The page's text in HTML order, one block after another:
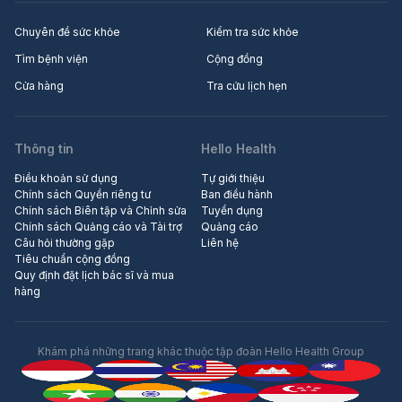
canxi trong cơ thể diễn ra hiệu
ưu. Người lớn tuổi cũng rất cần
vitamin D3, K2 vì nhiều lợi ích sức
độc đối với vitamin D là từ
từ 10.000IU/ngày (đối với người
lớn) trong thời gian dài.
để trẻ “bứt phá” chiều cao
nhiều trong thực phẩm nên để trẻ
có đủ lượng vitamin D3, K2 cần
sản phẩm bổ sung được khuyên
đúng sản phẩm phù hợp và chất
lượng cho trẻ.
Chuyên đề sức khỏe
Kiểm tra sức khỏe
Tìm bệnh viện
Cộng đồng
Cửa hàng
Tra cứu lịch hẹn
Thông tin
Điều khoản sử dụng
Chính sách Quyền riêng tư
Chính sách Biên tập và Chỉnh sửa
Chính sách Quảng cáo và Tài trợ
Câu hỏi thường gặp
Tiêu chuẩn cộng đồng
Quy định đặt lịch bác sĩ và mua
hàng
Hello Health
Tự giới thiệu
Ban điều hành
Tuyển dụng
Quảng cáo
Liên hệ
Khám phá những trang khác thuộc tập đoàn Hello Health Group